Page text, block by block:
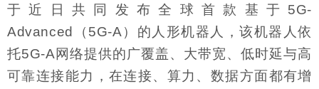
于近日共同发布全球首款基于5G-
Advanced（5G-A）的人形机器人，该机器人依
托5G-A网络提供的广覆盖、大带宽、低时延与高
可靠连接能力，在连接、算力、数据方面都有增